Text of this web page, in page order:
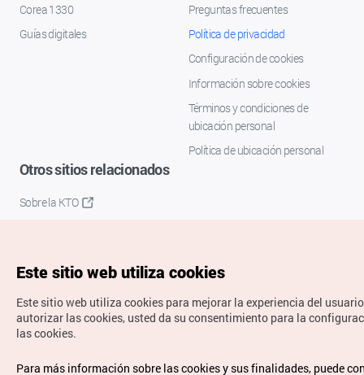
Corea 1330
Guías digitales
Preguntas frecuentes
Política de privacidad
Configuración de cookies
Información sobre cookies
Términos y condiciones de
ubicación personal
Política de ubicación personal
Otros sitios relacionados
Sobre la KTO
Copyrights © Organización de Turismo de Corea. Todos los
Este sitio web utiliza cookies
Este sitio web utiliza cookies para mejorar la experiencia del
autorizar las cookies, usted da su consentimiento para la
las cookies.
Para más información sobre las cookies y sus finalidades, puede